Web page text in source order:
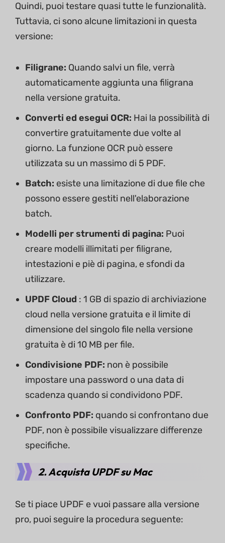
Quindi, puoi testare quasi tutte le funzionalità.
Tuttavia, ci sono alcune limitazioni in questa
versione:
Filigrane: Quando salvi un file, verrà
automaticamente aggiunta una filigrana
nella versione gratuita.
Converti ed esegui OCR: Hai la possibilità di
convertire gratuitamente due volte al
giorno. La funzione OCR può essere
utilizzata su un massimo di 5 PDF.
Batch: esiste una limitazione di due file che
possono essere gestiti nell'elaborazione
batch.
Modelli per strumenti di pagina: Puoi
creare modelli illimitati per filigrane,
intestazioni e piè di pagina, e sfondi da
utilizzare.
UPDF Cloud : 1 GB di spazio di archiviazione
cloud nella versione gratuita e il limite di
dimensione del singolo file nella versione
gratuita è di 10 MB per file.
Condivisione PDF: non è possibile
impostare una password o una data di
scadenza quando si condividono PDF.
Confronto PDF: quando si confrontano due
PDF, non è possibile visualizzare differenze
specifiche.
2. Acquista UPDF su Mac
Se ti piace UPDF e vuoi passare alla versione
pro, puoi seguire la procedura seguente: